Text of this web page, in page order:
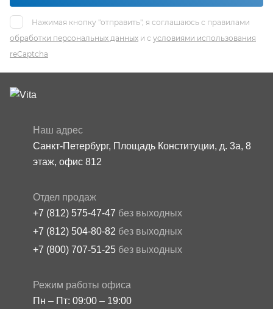
Нажимая кнопку "отправить", я соглашаюсь с правилами
обработки персональных данных и с условиями использования
reCaptcha
Наш адрес
Санкт-Петербург, Площадь Конституции, д. 3а, 8
этаж, офис 812
Отдел продаж
+7 (812) 575-47-47 без выходных
+7 (812) 504-80-82 без выходных
+7 (800) 707-51-25 без выходных
Режим работы офиса
Пн – Пт: 09:00 – 19:00